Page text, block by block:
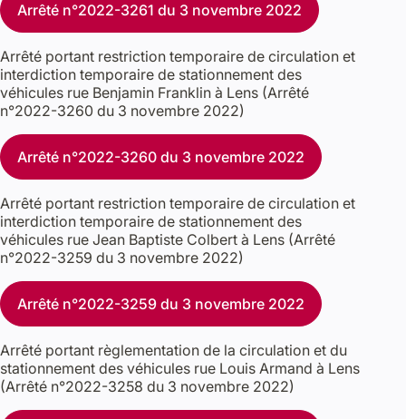
Arrêté n°2022-3261 du 3 novembre 2022
Arrêté portant restriction temporaire de circulation et
interdiction temporaire de stationnement des
véhicules rue Benjamin Franklin à Lens (Arrêté
n°2022-3260 du 3 novembre 2022)
Arrêté n°2022-3260 du 3 novembre 2022
Arrêté portant restriction temporaire de circulation et
interdiction temporaire de stationnement des
véhicules rue Jean Baptiste Colbert à Lens (Arrêté
n°2022-3259 du 3 novembre 2022)
Arrêté n°2022-3259 du 3 novembre 2022
Arrêté portant règlementation de la circulation et du
stationnement des véhicules rue Louis Armand à Lens
(Arrêté n°2022-3258 du 3 novembre 2022)